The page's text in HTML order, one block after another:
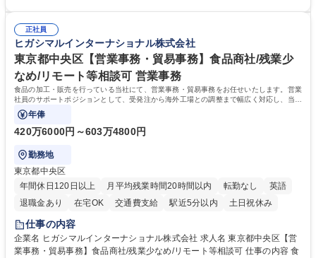
募集職種 【大阪・京都・滋賀】営業事務 ※未経験可
えて、お客様や社員の状況に合わせ、能動的なサポート、改善の動きも期
待され。組織を支えるスペシャリストとして、チームに貢献し、結果的に
社員から頼られる存在になることができます。平均19:30の退勤以降の業
務の持ち帰りも禁止されており、メリハリのある働き方となります。 学
歴・資格 学歴：大学院 大学 高専 短大 語学力： 資格：
正社員
ヒガシマルインターナショナル株式会社
東京都中央区【営業事務・貿易事務】食品商社/残業少
なめ/リモート等相談可 営業事務
食品の加工・販売を行っている当社にて、営業事務・貿易事務をお任せいたします。営業
社員のサポートポジションとして、受発注から海外工場との調整まで幅広く対応し、当社
事業の根幹を支えていただきます。
年俸
420万6000円～603万4800円
勤務地
東京都中央区
年間休日120日以上
月平均残業時間20時間以内 転勤なし
英語
退職金あり
在宅OK 交通費支給 駅近5分以内 土日祝休み
仕事の内容
企業名 ヒガシマルインターナショナル株式会社 求人名 東京都中央区【営
業事務・貿易事務】食品商社/残業少なめ/リモート等相談可 仕事の内容 食